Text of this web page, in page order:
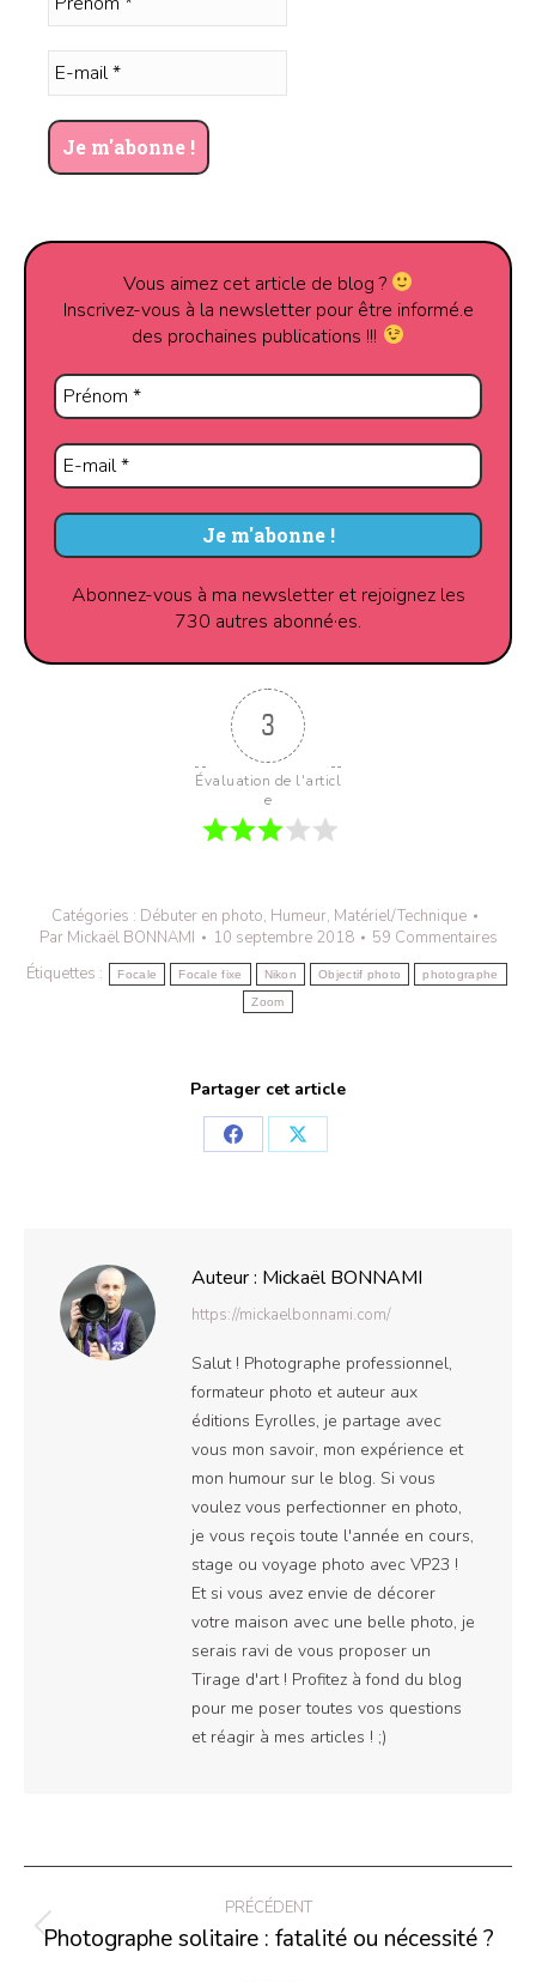
Vous aimez cet article de blog ?
Inscrivez-vous à la newsletter pour être informé.e
des prochaines publications !!!
Abonnez-vous à ma newsletter et rejoignez les
730 autres abonné·es.
3
Évaluation de l'articl
e
Catégories : Débuter en photo, Humeur, Matériel/Technique
Par Mickaël BONNAMI 10 septembre 2018
59 Commentaires
Étiquettes :
Focale Focale fixe Nikon Objectif photo photographe
Zoom
Partager cet article
PartagerPartager
Auteur : Mickaël BONNAMI
https://mickaelbonnami.com/
Salut ! Photographe professionnel,
formateur photo et auteur aux
éditions Eyrolles, je partage avec
vous mon savoir, mon expérience et
mon humour sur le blog. Si vous
voulez vous perfectionner en photo,
je vous reçois toute l'année en cours,
stage ou voyage photo avec VP23 !
Et si vous avez envie de décorer
votre maison avec une belle photo, je
serais ravi de vous proposer un
Tirage d'art ! Profitez à fond du blog
pour me poser toutes vos questions
et réagir à mes articles ! ;)
article
PRÉCÉDENT
Article
Photographe solitaire : fatalité ou nécessité ?